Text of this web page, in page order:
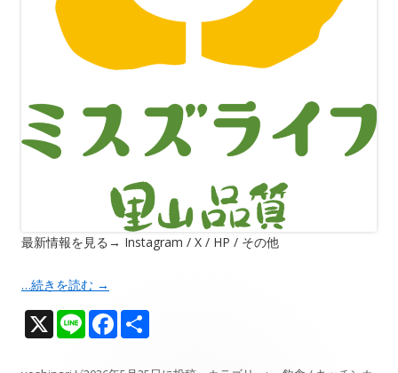
最新情報を見る→ Instagram / X / HP / その他
…続きを読む →
X Li F